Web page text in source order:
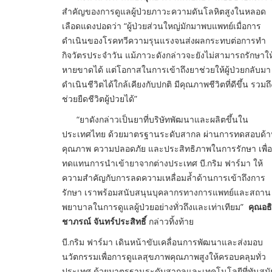
สำคัญของการดูแลผู้ป่วยภาวะความดันโลหิตสูงในหลอด
เลือดแดงปอดว่า “ผู้ป่วยส่วนใหญ่มักมาพบแพทย์เมื่อการ
ดำเนินของโรคทวีความรุนแรงจนส่งผลกระทบต่อการทำ
กิจวัตรประจำวัน แม้ภาวะดังกล่าวจะยังไม่สามารถรักษาใ
หายขาดได้ แต่โอกาสในการเข้าถึงยาช่วยให้ผู้ป่วยกลับมา
ดำเนินชีวิตได้ใกล้เคียงกับปกติ มีคุณภาพชีวิตที่ดีขึ้น รวมถึ
ช่วยยืดชีวิตผู้ป่วยได้”
“ยาดังกล่าวเป็นยาที่บริษัทพัฒนาและผลิตขึ้นใน
ประเทศไทย ด้วยมาตรฐานระดับสากล ผ่านการทดสอบด้
คุณภาพ ความปลอดภัย และประสิทธิภาพในการรักษา เพื่อ
ทดแทนการนำเข้ายาจากต่างประเทศ บี.กริม ฟาร์มา ให้
ความสำคัญกับการลดความเหลื่อมล้ำด้านการเข้าถึงการ
รักษา เราพร้อมสนับสนุนบุคลากรทางการแพทย์และสถาน
พยาบาลในการดูแลผู้ป่วยอย่างทั่วถึงและเท่าเทียม” คุณอธิ
ชาภรณ์ จันทร์ประสิทธิ์ กล่าวทิ้งท้าย
บี.กริม ฟาร์มา เดินหน้าขับเคลื่อนการพัฒนาและส่งมอบ
นวัตกรรมเพื่อการดูแลสุขภาพคุณภาพสูงให้ครอบคลุมทั่ว